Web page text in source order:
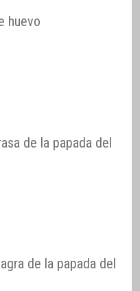
huevo
de la papada del
de la papada del